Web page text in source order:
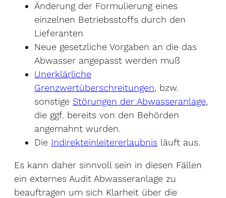
Änderung der Formulierung eines
einzelnen Betriebsstoffs durch den
Lieferanten
Neue gesetzliche Vorgaben an die das
Abwasser angepasst werden muß
Unerklärliche
Grenzwertüberschreitungen, bzw.
sonstige Störungen der Abwasseranlage,
die ggf. bereits von den Behörden
angemahnt wurden.
Die Indirekteinleitererlaubnis läuft aus.
Es kann daher sinnvoll sein in diesen Fällen
ein externes Audit Abwasseranlage zu
beauftragen um sich Klarheit über die